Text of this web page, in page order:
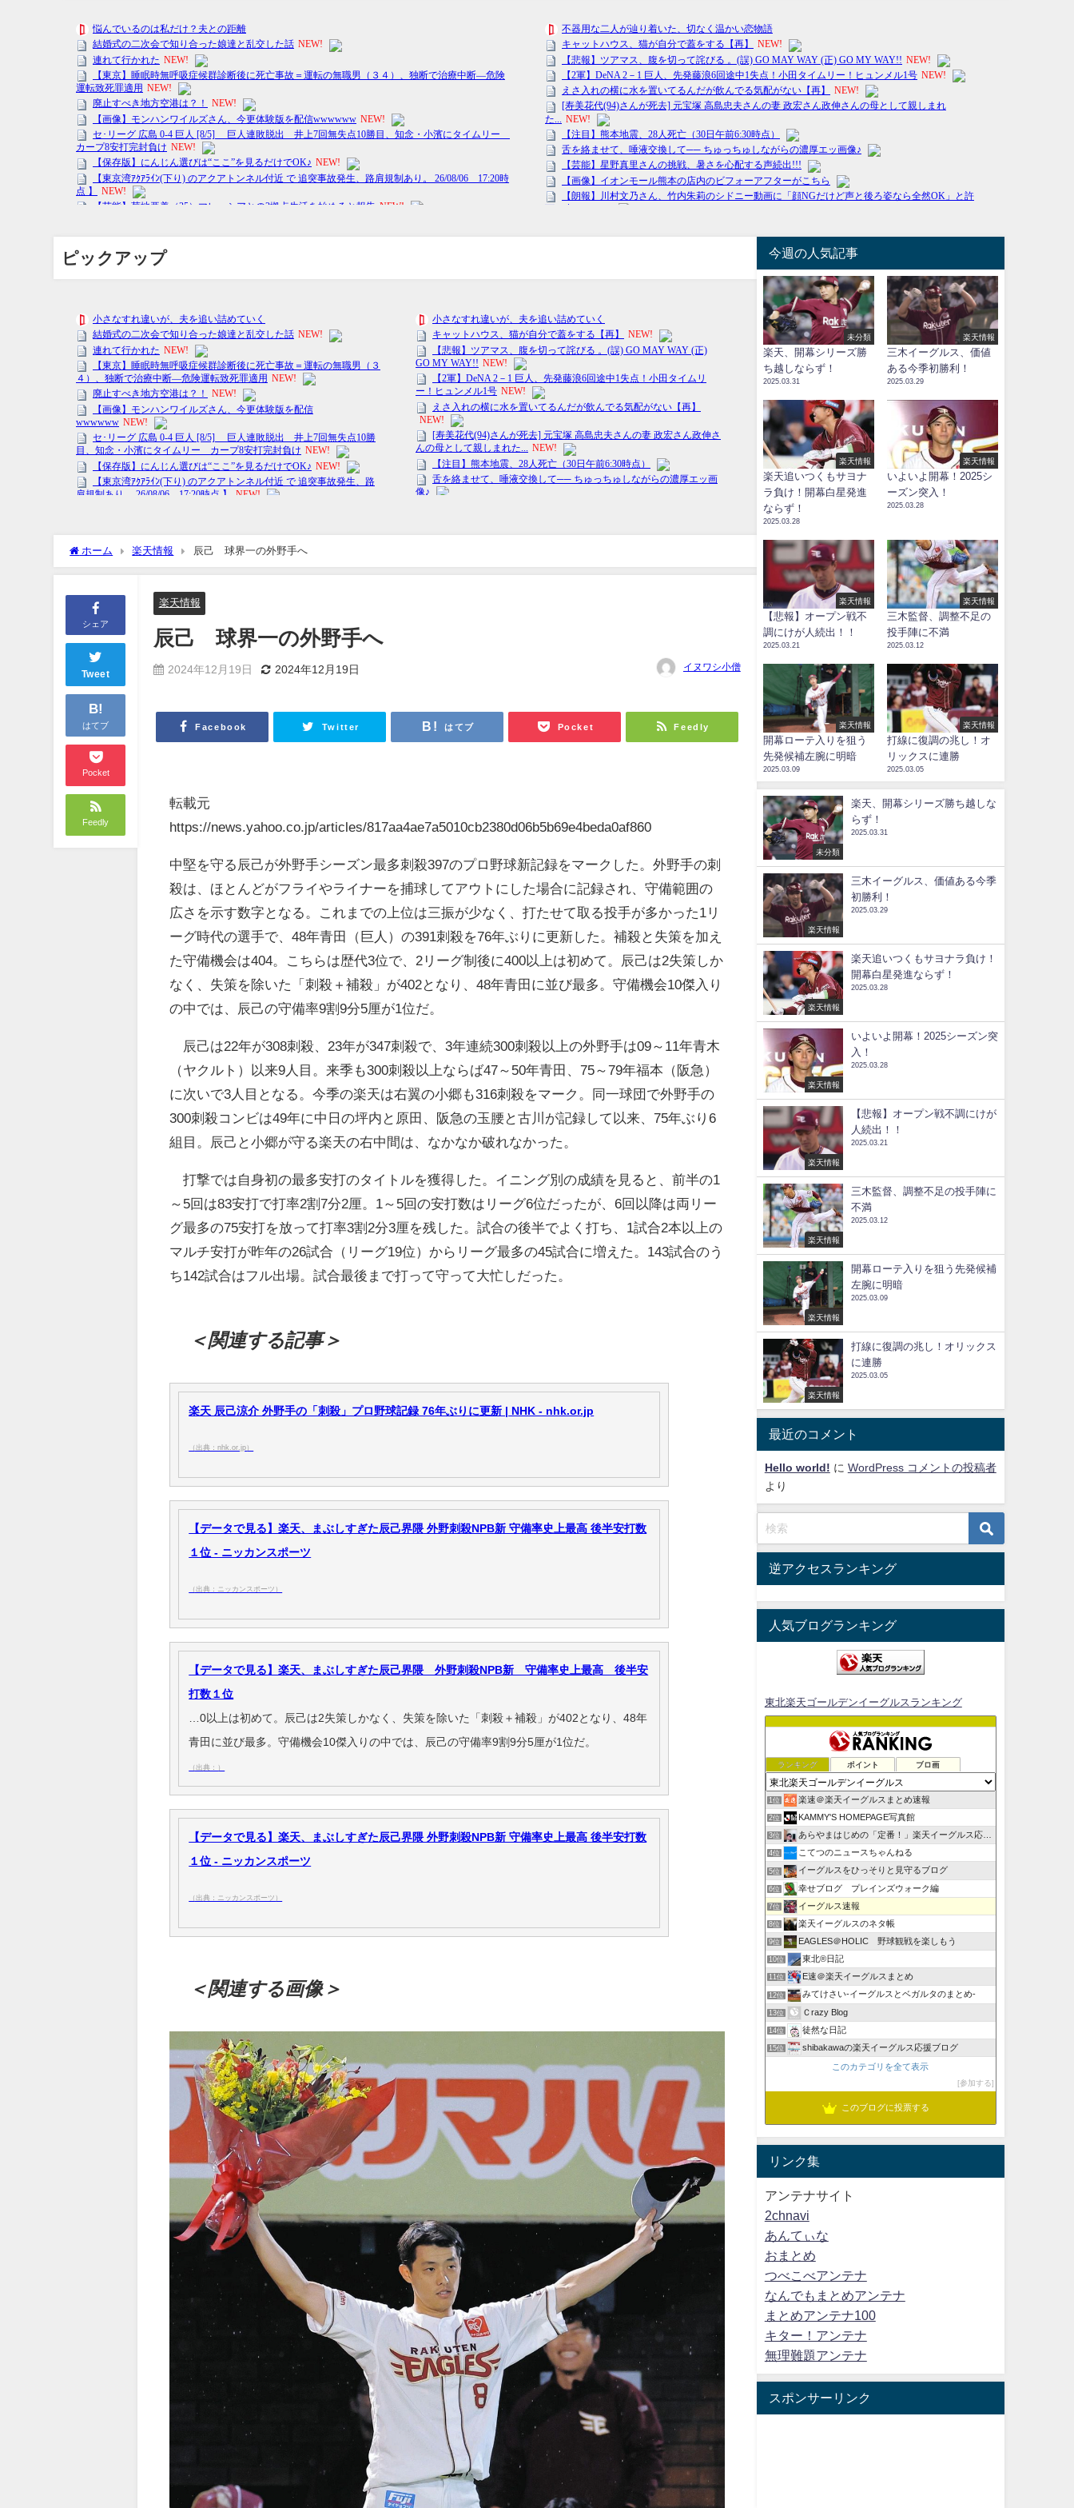
ピックアップ
ホーム 楽天情報 辰己 球界一の外野手へ
シェア
Tweet
B!
はてブ
Pocket
Feedly
楽天情報
辰己 球界一の外野手へ
2024年12月19日 2024年12月19日 イヌワシ小僧
Facebook Twitter はてブ Pocket Feedly
転載元
https://news.yahoo.co.jp/articles/817aa4ae7a5010cb2380d06b5b69e4beda0af860
中堅を守る辰己が外野手シーズン最多刺殺397のプロ野球新記録をマークした。外野手の刺
殺は、ほとんどがフライやライナーを捕球してアウトにした場合に記録され、守備範囲の
広さを示す数字となる。これまでの上位は三振が少なく、打たせて取る投手が多かった1リ
ーグ時代の選手で、48年青田（巨人）の391刺殺を76年ぶりに更新した。補殺と失策を加え
た守備機会は404。こちらは歴代3位で、2リーグ制後に400以上は初めて。辰己は2失策しか
なく、失策を除いた「刺殺＋補殺」が402となり、48年青田に並び最多。守備機会10傑入り
の中では、辰己の守備率9割9分5厘が1位だ。
辰己は22年が308刺殺、23年が347刺殺で、3年連続300刺殺以上の外野手は09～11年青木
（ヤクルト）以来9人目。来季も300刺殺以上ならば47～50年青田、75～79年福本（阪急）
に次いで3人目となる。今季の楽天は右翼の小郷も316刺殺をマーク。同一球団で外野手の
300刺殺コンビは49年に中日の坪内と原田、阪急の玉腰と古川が記録して以来、75年ぶり6
組目。辰己と小郷が守る楽天の右中間は、なかなか破れなかった。
打撃では自身初の最多安打のタイトルを獲得した。イニング別の成績を見ると、前半の1
～5回は83安打で打率2割7分2厘。1～5回の安打数はリーグ6位だったが、6回以降は両リー
グ最多の75安打を放って打率3割2分3厘を残した。試合の後半でよく打ち、1試合2本以上の
マルチ安打が昨年の26試合（リーグ19位）からリーグ最多の45試合に増えた。143試合のう
ち142試合はフル出場。試合最後まで打って守って大忙しだった。
＜関連する記事＞
楽天 辰己涼介 外野手の「刺殺」プロ野球記録 76年ぶりに更新 | NHK - nhk.or.jp
（出典：nhk.or.jp）
【データで見る】楽天、まぶしすぎた辰己界隈 外野刺殺NPB新 守備率史上最高 後半安打数
１位 - ニッカンスポーツ
（出典：ニッカンスポーツ）
【データで見る】楽天、まぶしすぎた辰己界隈 外野刺殺NPB新 守備率史上最高 後半安
打数１位
…0以上は初めて。辰己は2失策しかなく、失策を除いた「刺殺＋補殺」が402となり、48年
青田に並び最多。守備機会10傑入りの中では、辰己の守備率9割9分5厘が1位だ。
（出典：）
【データで見る】楽天、まぶしすぎた辰己界隈 外野刺殺NPB新 守備率史上最高 後半安打数
１位 - ニッカンスポーツ
（出典：ニッカンスポーツ）
＜関連する画像＞
今週の人気記事
未分類
楽天、開幕シリーズ勝
ち越しならず！
2025.03.31
楽天情報
三木イーグルス、価値
ある今季初勝利！
2025.03.29
楽天情報
楽天追いつくもサヨナ
ラ負け！開幕白星発進
ならず！
2025.03.28
楽天情報
いよいよ開幕！2025シ
ーズン突入！
2025.03.28
楽天情報
【悲報】オープン戦不
調にけが人続出！！
2025.03.21
楽天情報
三木監督、調整不足の
投手陣に不満
2025.03.12
楽天情報
開幕ローテ入りを狙う
先発候補左腕に明暗
2025.03.09
楽天情報
打線に復調の兆し！オ
リックスに連勝
2025.03.05
未分類
楽天、開幕シリーズ勝ち越しな
らず！
2025.03.31
楽天情報
三木イーグルス、価値ある今季
初勝利！
2025.03.29
楽天情報
楽天追いつくもサヨナラ負け！
開幕白星発進ならず！
2025.03.28
楽天情報
いよいよ開幕！2025シーズン突
入！
2025.03.28
楽天情報
【悲報】オープン戦不調にけが
人続出！！
2025.03.21
楽天情報
三木監督、調整不足の投手陣に
不満
2025.03.12
楽天情報
開幕ローテ入りを狙う先発候補
左腕に明暗
2025.03.09
楽天情報
打線に復調の兆し！オリックス
に連勝
2025.03.05
最近のコメント
Hello world! に WordPress コメントの投稿者
より
逆アクセスランキング
人気ブログランキング
東北楽天ゴールデンイーグルスランキング
ランキング ポイント ブロ画
1位 楽速＠楽天イーグルスまとめ速報
2位 KAMMY'S HOMEPAGE写真館
3位 あらやまはじめの「定番！」楽天イーグルス応援ブログ
4位 こてつのニュースちゃんねる
5位 イーグルスをひっそりと見守るブログ
6位 幸せブログ プレインズウォーク編
7位 イーグルス速報
8位 楽天イーグルスのネタ帳
9位 EAGLES＠HOLIC 野球観戦を楽しもう
10位 東北®日記
11位 E速＠楽天イーグルスまとめ
12位 みてけさい-イーグルスとベガルタのまとめ-
13位 Ｃrazy Blog
14位 徒然な日記
15位 shibakawaの楽天イーグルス応援ブログ
このカテゴリを全て表示
参加する
このブログに投票する
リンク集
アンテナサイト
2chnavi
あんてぃな
おまとめ
つべこべアンテナ
なんでもまとめアンテナ
まとめアンテナ100
キター！アンテナ
無理難題アンテナ
スポンサーリンク